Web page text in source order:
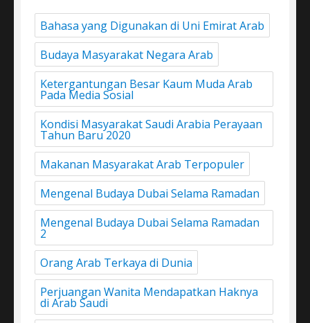
Bahasa yang Digunakan di Uni Emirat Arab
Budaya Masyarakat Negara Arab
Ketergantungan Besar Kaum Muda Arab
Pada Media Sosial
Kondisi Masyarakat Saudi Arabia Perayaan
Tahun Baru 2020
Makanan Masyarakat Arab Terpopuler
Mengenal Budaya Dubai Selama Ramadan
Mengenal Budaya Dubai Selama Ramadan
2
Orang Arab Terkaya di Dunia
Perjuangan Wanita Mendapatkan Haknya
di Arab Saudi